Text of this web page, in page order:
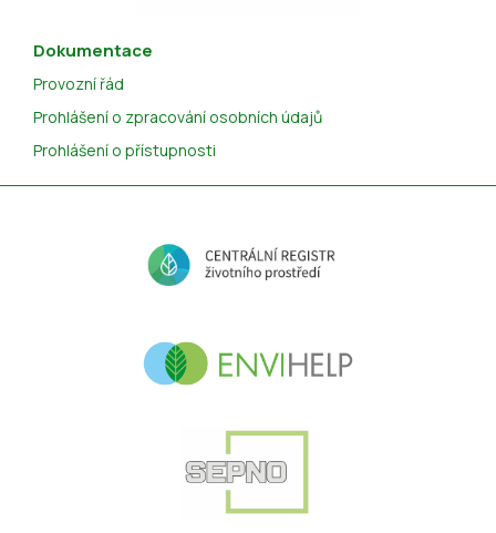
Dokumentace
Provozní řád
Prohlášení o zpracování osobních údajů
Prohlášení o přístupnosti